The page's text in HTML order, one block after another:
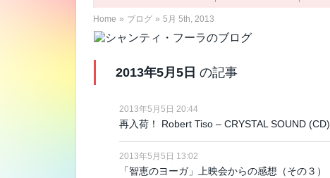
Home » ブログ » 5月 5th, 2013
2013年5月5日 の記事
2013年5月5日 20:44
再入荷！ Robert Tiso – CRYSTAL SOUND (CD)
2013年5月5日 13:02
「智恵のヨーガ」上映会からの感想（その３）